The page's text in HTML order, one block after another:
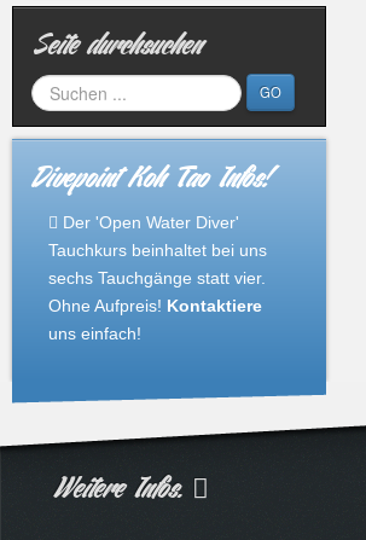
Seite durchsuchen
GO
Divepoint Koh Tao Infos!
Der 'Open Water Diver'
Tauchkurs beinhaltet bei uns
sechs Tauchgänge statt vier.
Ohne Aufpreis! Kontaktiere
uns einfach!
Weitere Infos.